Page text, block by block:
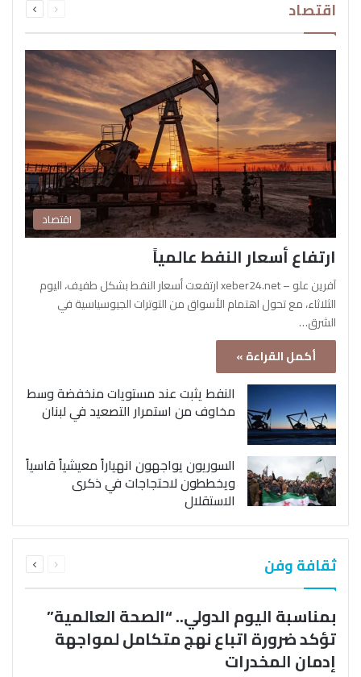
اقتصاد الصفحةالصفحة
اقتصاد
ارتفاع أسعار النفط عالمياً
آفرين علو – xeber24.net ارتفعت أسعار النفط بشكل طفيف، اليوم
الثلاثاء، مع تحول اهتمام الأسواق من التوترات الجيوسياسية في
الشرق…
أكمل القراءة »
النفط يثبت عند مستويات منخفضة وسط
مخاوف من استمرار التصعيد في لبنان
السوريون يواجهون انهياراً معيشياً قاسياً
ويخططون لاحتجاجات في ذكرى
الاستقلال
ثقافة وفن الصفحةالصفحة
بمناسبة اليوم الدولي.. “الصحة العالمية”
تؤكد ضرورة اتباع نهج متكامل لمواجهة
إدمان المخدرات